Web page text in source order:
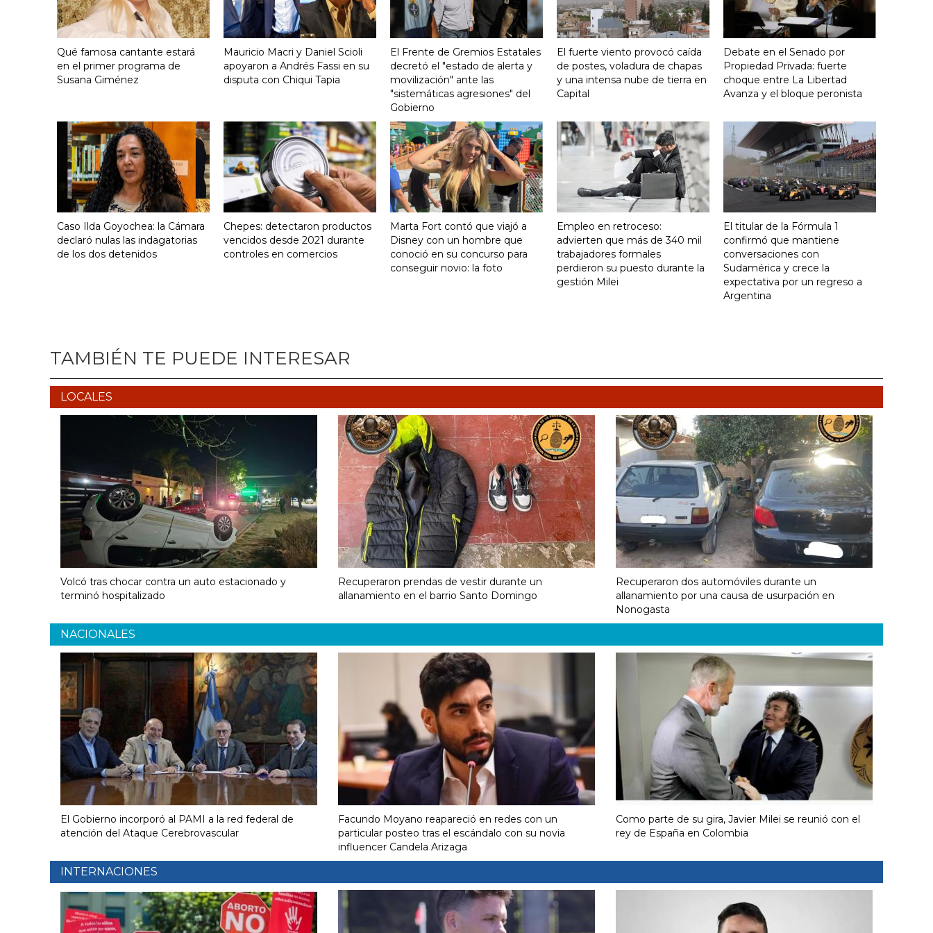
Qué famosa cantante estará
en el primer programa de
Susana Giménez
Mauricio Macri y Daniel Scioli
apoyaron a Andrés Fassi en su
disputa con Chiqui Tapia
El Frente de Gremios Estatales
decretó el "estado de alerta y
movilización" ante las
"sistemáticas agresiones" del
Gobierno
El fuerte viento provocó caída
de postes, voladura de chapas
y una intensa nube de tierra en
Capital
Debate en el Senado por
Propiedad Privada: fuerte
choque entre La Libertad
Avanza y el bloque peronista
Caso Ilda Goyochea: la Cámara
declaró nulas las indagatorias
de los dos detenidos
Chepes: detectaron productos
vencidos desde 2021 durante
controles en comercios
Marta Fort contó que viajó a
Disney con un hombre que
conoció en su concurso para
conseguir novio: la foto
Empleo en retroceso:
advierten que más de 340 mil
trabajadores formales
perdieron su puesto durante la
gestión Milei
El titular de la Fórmula 1
confirmó que mantiene
conversaciones con
Sudamérica y crece la
expectativa por un regreso a
Argentina
TAMBIÉN TE PUEDE INTERESAR
LOCALES
Volcó tras chocar contra un auto estacionado y
terminó hospitalizado
Recuperaron prendas de vestir durante un
allanamiento en el barrio Santo Domingo
Recuperaron dos automóviles durante un
allanamiento por una causa de usurpación en
Nonogasta
NACIONALES
El Gobierno incorporó al PAMI a la red federal de
atención del Ataque Cerebrovascular
Facundo Moyano reapareció en redes con un
particular posteo tras el escándalo con su novia
influencer Candela Arizaga
Como parte de su gira, Javier Milei se reunió con el
rey de España en Colombia
INTERNACIONES